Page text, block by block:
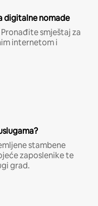
digitalne nomade
smještaj za
internetom i
stambene
zaposlenike te
grad.